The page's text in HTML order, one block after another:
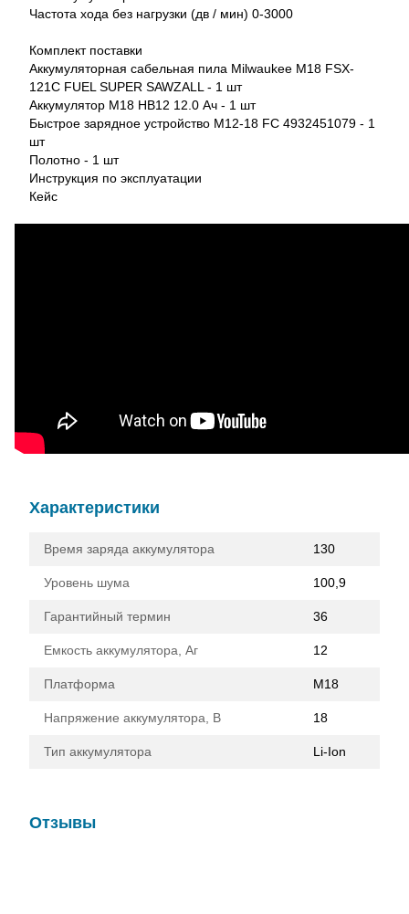
Частота хода без нагрузки (дв / мин) 0-3000
Комплект поставки
Аккумуляторная сабельная пила Milwaukee M18 FSX-
121C FUEL SUPER SAWZALL - 1 шт
Аккумулятор M18 HB12 12.0 Ач - 1 шт
Быстрое зарядное устройство M12-18 FC 4932451079 - 1
шт
Полотно - 1 шт
Инструкция по эксплуатации
Кейс
Характеристики
Время заряда аккумулятора 130
Уровень шума 100,9
Гарантийный термин 36
Емкость аккумулятора, Аг 12
Платформа M18
Напряжение аккумулятора, В 18
Тип аккумулятора Li-Ion
Отзывы